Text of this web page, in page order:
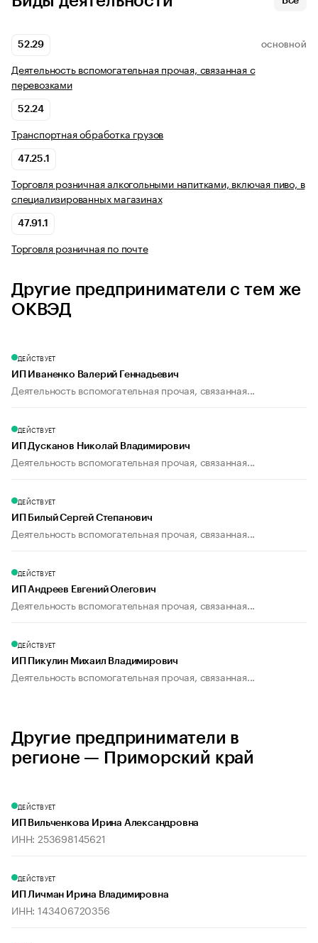
52.29 ОСНОВНОЙ
Деятельность вспомогательная прочая, связанная с
перевозками
52.24
Транспортная обработка грузов
47.25.1
Торговля розничная алкогольными напитками, включая пиво, в
специализированных магазинах
47.91.1
Торговля розничная по почте
Другие предприниматели с тем же
ОКВЭД
ДЕЙСТВУЕТ
ИП Иваненко Валерий Геннадьевич
Деятельность вспомогательная прочая, связанная...
ДЕЙСТВУЕТ
ИП Дусканов Николай Владимирович
Деятельность вспомогательная прочая, связанная...
ДЕЙСТВУЕТ
ИП Билый Сергей Степанович
Деятельность вспомогательная прочая, связанная...
ДЕЙСТВУЕТ
ИП Андреев Евгений Олегович
Деятельность вспомогательная прочая, связанная...
ДЕЙСТВУЕТ
ИП Пикулин Михаил Владимирович
Деятельность вспомогательная прочая, связанная...
Другие предприниматели в
регионе — Приморский край
ДЕЙСТВУЕТ
ИП Вильченкова Ирина Александровна
ИНН: 253698145621
ДЕЙСТВУЕТ
ИП Личман Ирина Владимировна
ИНН: 143406720356